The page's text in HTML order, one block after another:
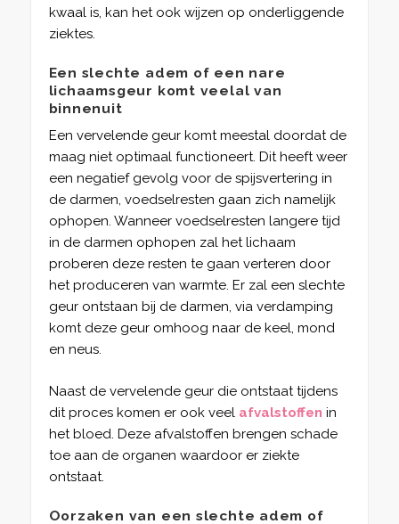
kwaal is, kan het ook wijzen op onderliggende
ziektes.
Een slechte adem of een nare
lichaamsgeur komt veelal van
binnenuit
Een vervelende geur komt meestal doordat de
maag niet optimaal functioneert. Dit heeft weer
een negatief gevolg voor de spijsvertering in
de darmen, voedselresten gaan zich namelijk
ophopen. Wanneer voedselresten langere tijd
in de darmen ophopen zal het lichaam
proberen deze resten te gaan verteren door
het produceren van warmte. Er zal een slechte
geur ontstaan bij de darmen, via verdamping
komt deze geur omhoog naar de keel, mond
en neus.
Naast de vervelende geur die ontstaat tijdens
dit proces komen er ook veel afvalstoffen in
het bloed. Deze afvalstoffen brengen schade
toe aan de organen waardoor er ziekte
ontstaat.
Oorzaken van een slechte adem of